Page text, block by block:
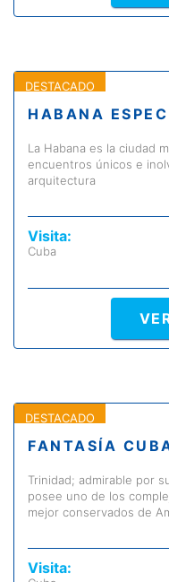
DESTACADO
HABANA
La Habana es la ciudad
encuentros únicos e
arquitectura
Visita:
Cuba
DESTACADO
FANTASÍA
Trinidad; admirable por
posee uno de los
mejor conservados de
Visita: